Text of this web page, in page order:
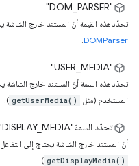
‫"DOM_PARSER"
تحدّد هذه القيمة أنّ المستند خارج الشاشة
DOMParser
.
‫"USER_MEDIA"
تحدّد هذه السمة أنّ المستند خارج الشاشة
المستخدم (مثل
getUserMedia()
).
تحدّد السمة"DISPLAY_MEDIA"
أنّ المستند خارج الشاشة يحتاج إلى
getDisplayMedia()
).